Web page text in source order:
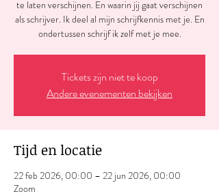
te laten verschijnen. En waarin jij gaat verschijnen
als schrijver. Ik deel al mijn schrijfkennis met je. En
ondertussen schrijf ik zelf met je mee.
Tickets zijn niet te koop
Andere evenementen bekijken
Tijd en locatie
22 feb 2026, 00:00 – 22 jun 2026, 00:00
Zoom